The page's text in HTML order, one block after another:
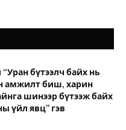
бүтээлч байх нь
амжилт биш, харин
шинээр бүтээж байх
үйл явц” гэв